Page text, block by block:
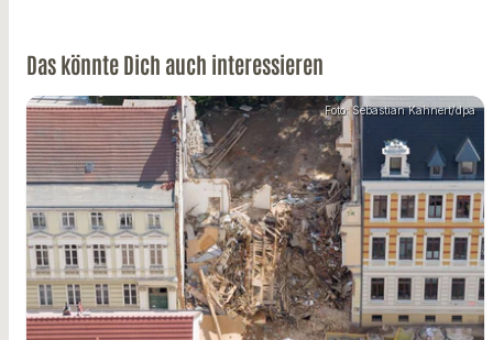
Das könnte Dich auch interessieren
Foto: Sebastian Kahnert/dpa